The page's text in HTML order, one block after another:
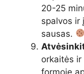
20-25
spalvos ir
sausas.
orkaitės
formoje